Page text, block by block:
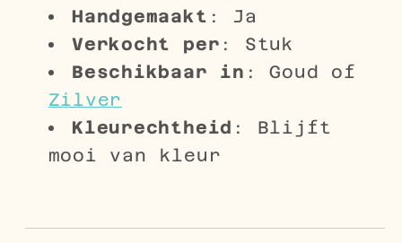
Handgemaakt : Ja
Verkocht per : Stuk
Beschikbaar in : Goud of
Zilver
Kleurechtheid : Blijft
mooi van kleur